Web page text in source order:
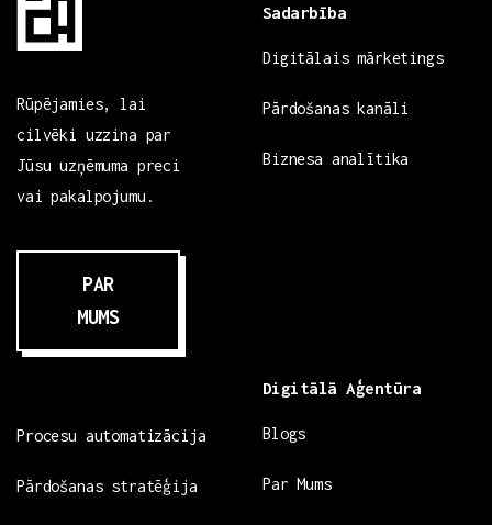
Rūpējamies, lai
cilvēki uzzina par
Jūsu uzņēmuma preci
vai pakalpojumu.
PAR
MUMS
Sadarbība
Digitālais mārketings
Pārdošanas kanāli
Biznesa analītika
Procesu automatizācija
Pārdošanas stratēģija
Digitālā Aģentūra
Blogs
Par Mums